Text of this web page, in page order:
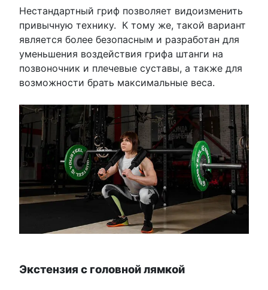
Нестандартный гриф позволяет видоизменить
привычную технику. К тому же, такой вариант
является более безопасным и разработан для
уменьшения воздействия грифа штанги на
позвоночник и плечевые суставы, а также для
возможности брать максимальные веса.
Экстензия с головной лямкой